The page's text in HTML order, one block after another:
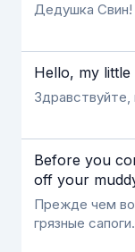
Дедушка Свин!
Hello, my little
Before you
off your
Прежде чем
грязные сапоги.